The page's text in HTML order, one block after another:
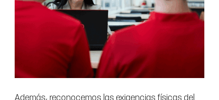
Además, reconocemos las exigencias físicas del